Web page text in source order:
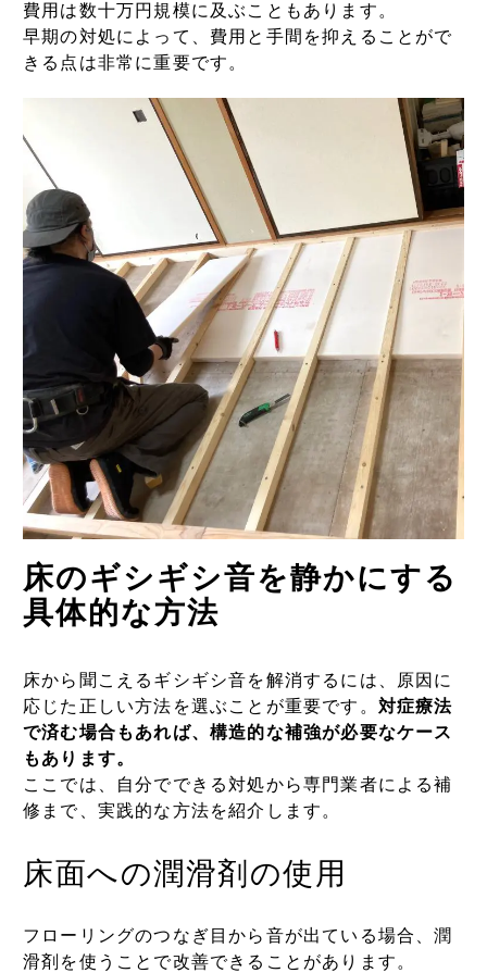
費用は数十万円規模に及ぶこともあります。
早期の対処によって、費用と手間を抑えることがで
きる点は非常に重要です。
床のギシギシ音を静かにする
具体的な方法
床から聞こえるギシギシ音を解消するには、原因に
応じた正しい方法を選ぶことが重要です。 対症療法
で済む場合もあれば、構造的な補強が必要なケース
もあります。
ここでは、自分でできる対処から専門業者による補
修まで、実践的な方法を紹介します。
床面への潤滑剤の使用
フローリングのつなぎ目から音が出ている場合、潤
滑剤を使うことで改善できることがあります。